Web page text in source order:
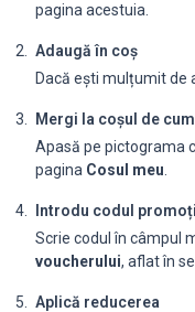
pagina acestuia.
Adaugă în coș
Dacă ești mulțumit de
Mergi la coșul de
Apasă pe pictograma
pagina Cosul meu
Introdu codul
Scrie codul în câmpul
voucherului, aflat în
Aplică reducerea